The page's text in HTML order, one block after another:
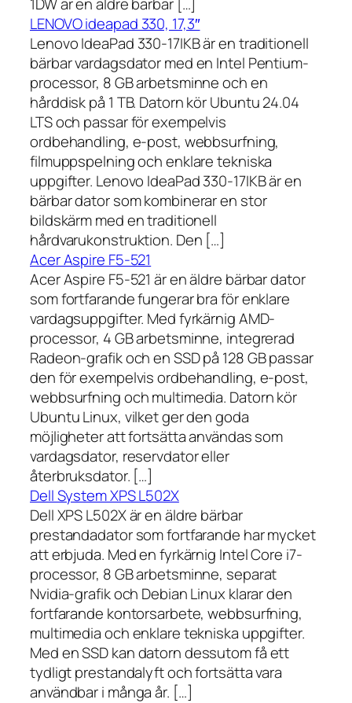
LENOVO ideapad 330, 17,3″
Lenovo IdeaPad 330-17IKB är en traditionell
bärbar vardagsdator med en Intel Pentium-
processor, 8 GB arbetsminne och en
hårddisk på 1 TB. Datorn kör Ubuntu 24.04
LTS och passar för exempelvis
ordbehandling, e-post, webbsurfning,
filmuppspelning och enklare tekniska
uppgifter. Lenovo IdeaPad 330-17IKB är en
bärbar dator som kombinerar en stor
bildskärm med en traditionell
hårdvarukonstruktion. Den […]
Acer Aspire F5-521
Acer Aspire F5-521 är en äldre bärbar dator
som fortfarande fungerar bra för enklare
vardagsuppgifter. Med fyrkärnig AMD-
processor, 4 GB arbetsminne, integrerad
Radeon-grafik och en SSD på 128 GB passar
den för exempelvis ordbehandling, e-post,
webbsurfning och multimedia. Datorn kör
Ubuntu Linux, vilket ger den goda
möjligheter att fortsätta användas som
vardagsdator, reservdator eller
återbruksdator. […]
Dell System XPS L502X
Dell XPS L502X är en äldre bärbar
prestandadator som fortfarande har mycket
att erbjuda. Med en fyrkärnig Intel Core i7-
processor, 8 GB arbetsminne, separat
Nvidia-grafik och Debian Linux klarar den
fortfarande kontorsarbete, webbsurfning,
multimedia och enklare tekniska uppgifter.
Med en SSD kan datorn dessutom få ett
tydligt prestandalyft och fortsätta vara
användbar i många år. […]